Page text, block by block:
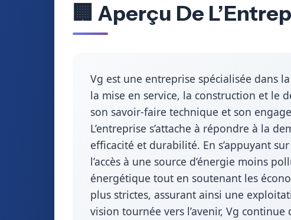
🏢 Aperçu De
Vg est une entreprise spécialisée dans
la mise en service, la construction et le
son savoir-faire technique et son
L’entreprise s’attache à répondre à la
efficacité et durabilité. En s’appuyant
l’accès à une source d’énergie moins
énergétique tout en soutenant les
plus strictes, assurant ainsi une
vision tournée vers l’avenir, Vg